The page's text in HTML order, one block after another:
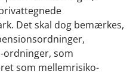
Det skal dog bemærkes,
ordninger, som
som mellemrisiko-